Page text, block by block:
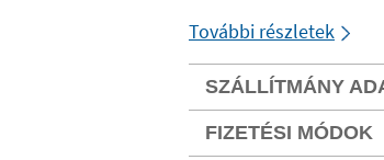
További részletek
SZÁLLÍTMÁNY
FIZETÉSI MÓDOK